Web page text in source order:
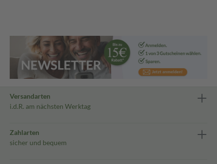
Versandarten
i.d.R. am nächsten Werktag
Zahlarten
sicher und bequem